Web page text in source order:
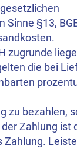
Sinne §13,
zugrunde
die bei
zu bezahlen,
Zahlung ist
Zahlung.